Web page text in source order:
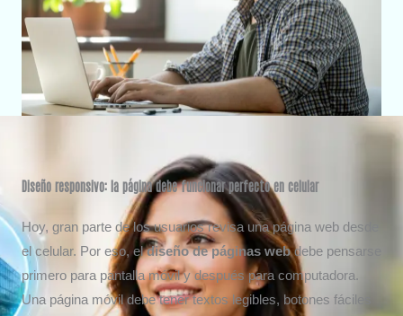
Diseño responsivo: la página debe funcionar perfecto en celular
Hoy, gran parte de los usuarios revisa una página web desde
el celular. Por eso, eldiseño de páginas webdebe pensarse
primero para pantalla móvil y después para computadora.
Una página móvil debe tener textos legibles, botones fáciles